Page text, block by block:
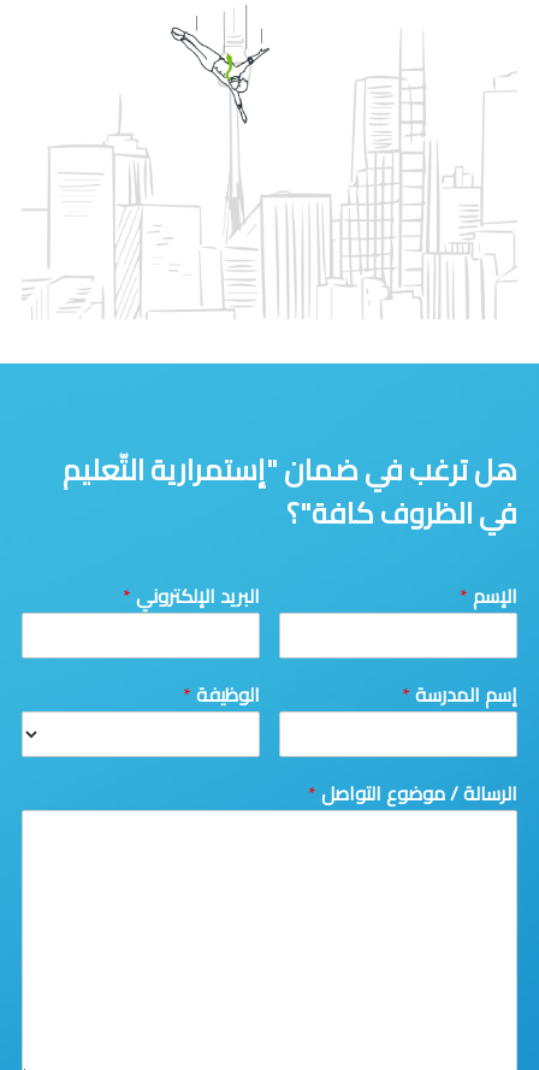
هل ترغب في ضمان "إستمرارية التّعليم
في الظروف كافة"؟
البريد الإلكتروني* الإسم*
الوظيفة* إسم المدرسة*
الرسالة / موضوع التواصل*